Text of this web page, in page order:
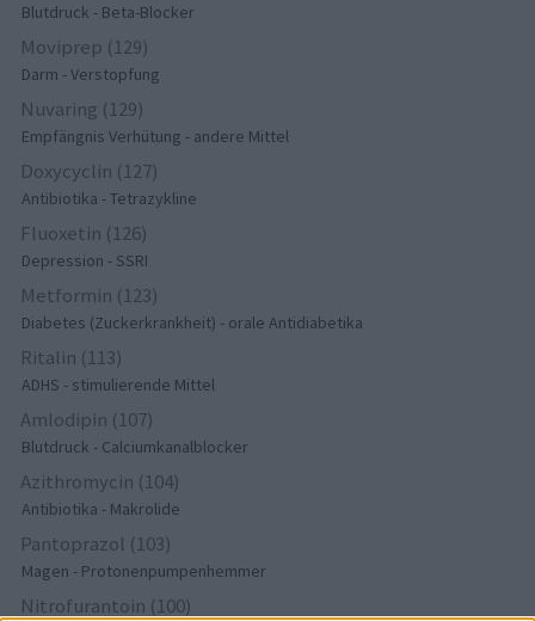
Blutdruck - Beta-Blocker
Moviprep (129)
Darm - Verstopfung
Nuvaring (129)
Empfängnis Verhütung - andere Mittel
Doxycyclin (127)
Antibiotika - Tetrazykline
Fluoxetin (126)
Depression - SSRI
Metformin (123)
Diabetes (Zuckerkrankheit) - orale Antidiabetika
Ritalin (113)
ADHS - stimulierende Mittel
Amlodipin (107)
Blutdruck - Calciumkanalblocker
Azithromycin (104)
Antibiotika - Makrolide
Pantoprazol (103)
Magen - Protonenpumpenhemmer
Nitrofurantoin (100)